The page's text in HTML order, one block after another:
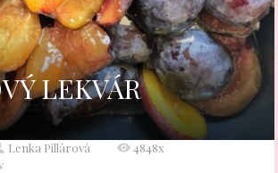
LEKVÁR
Lenka Pillárová
4848x